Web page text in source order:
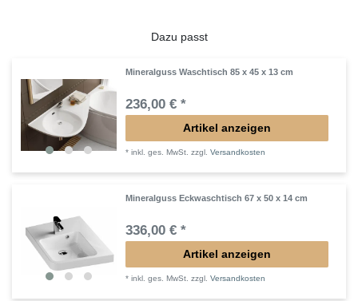
Dazu passt
Mineralguss Waschtisch 85 x 45 x 13 cm
236,00 € *
Artikel anzeigen
*inkl. ges. MwSt. zzgl.Versandkosten
Mineralguss Eckwaschtisch 67 x 50 x 14 cm
336,00 € *
Artikel anzeigen
*inkl. ges. MwSt. zzgl.Versandkosten